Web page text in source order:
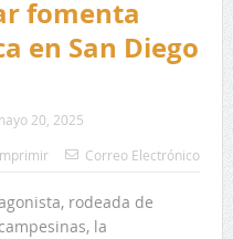
fomenta
en San Diego
20, 2025
Correo Electrónico
rodeada de
la